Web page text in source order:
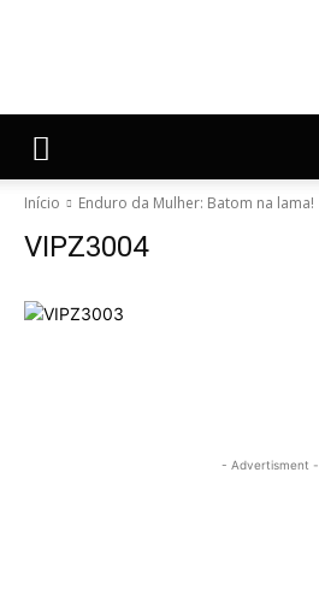
Início Enduro da Mulher: Batom na lama!
VIPZ3004
- Advertisment -